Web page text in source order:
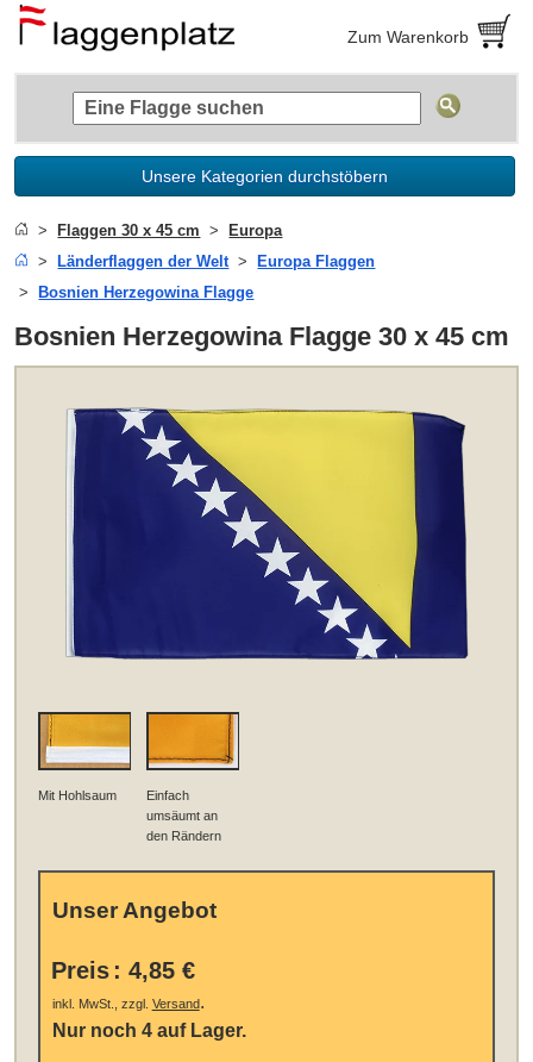
Zum Warenkorb
Unsere Kategorien durchstöbern
Flaggen 30 x 45 cm
Europa
Länderflaggen der Welt
Europa Flaggen
Bosnien Herzegowina Flagge
Bosnien Herzegowina Flagge 30 x 45 cm
Mit Hohlsaum
Einfach
umsäumt an
den Rändern
Unser Angebot
Preis : 4,85 €
inkl. MwSt., zzgl. Versand.
Nur noch 4 auf Lager.